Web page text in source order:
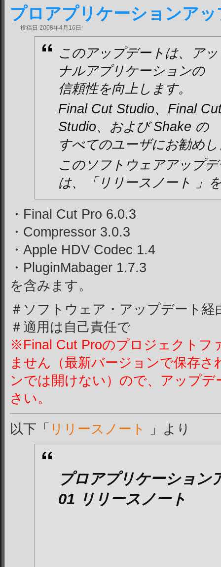
プロアプリケーションア
投稿日 2008年4月16日
このアップデートは、ア
ナルアプリケーションの
信頼性を向上します。
Final Cut Studio、Final
Studio、および Shake の
すべてのユーザにお勧め
このソフトウェアアップ
は、「 リリースノート 」
・Final Cut Pro 6.0.3
・Compressor 3.0.3
・Apple HDV Codec 1.4
・PluginMabager 1.7.3
を含みます。
＃ソフトウェア・アップデート経
＃適用は自己責任で
※Final Cut Proのプロジェクトフ
ません（最新バージョンで保存
ンでは開けない）ので、アップ
さい。
以下「 リリースノート 」より
プロアプリケーション
01 リリースノート